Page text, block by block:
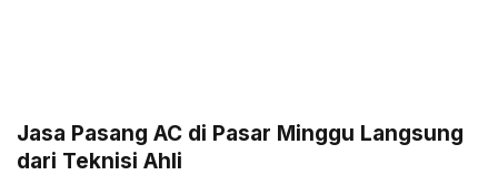
Jasa Pasang AC di Pasar Minggu Langsung
dari Teknisi Ahli